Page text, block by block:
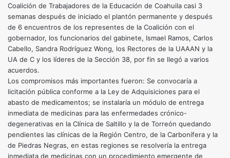
Coalición de Trabajadores de la Educación de Coahuila casi 3
semanas después de iniciado el plantón permanente y después
de 6 encuentros de los representes de la Coalición con el
gobernador, los funcionarios del gabinete, Ismael Ramos, Carlos
Cabello, Sandra Rodríguez Wong, los Rectores de la UAAAN y la
UA de C y los líderes de la Sección 38, por fin se llegó a varios
acuerdos.
Los compromisos más importantes fueron: Se convocaría a
licitación pública conforme a la Ley de Adquisiciones para el
abasto de medicamentos; se instalaría un módulo de entrega
inmediata de medicinas para las enfermedades crónico-
degenerativas en la Clínica de Saltillo y la de Torreón quedando
pendientes las clínicas de la Región Centro, de la Carbonífera y la
de Piedras Negras, en estas regiones se resolvería la entrega
inmediata de medicinas con un procedimiento emergente de